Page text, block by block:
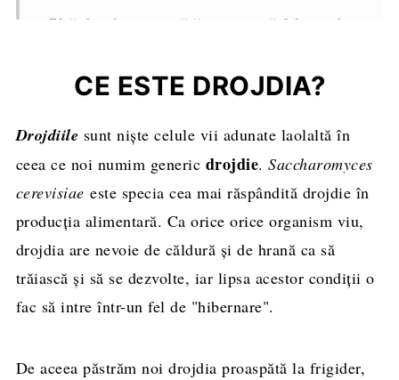
Câtă drojdie proaspătă sau uscată folosim la
Tabel de echivalență drojdie uscată - drojdie
CE ESTE DROJDIA?
Drojdiile sunt niște celule vii adunate laolaltă în
ceea ce noi numim generic drojdie.Saccharomyces
cerevisiae este specia cea mai răspândită drojdie în
producția alimentară. Ca orice orice organism viu,
drojdia are nevoie de căldură și de hrană ca să
trăiască și să se dezvolte, iar lipsa acestor condiții o
fac să intre într-un fel de "hibernare".
De aceea păstrăm noi drojdia proaspătă la frigider,